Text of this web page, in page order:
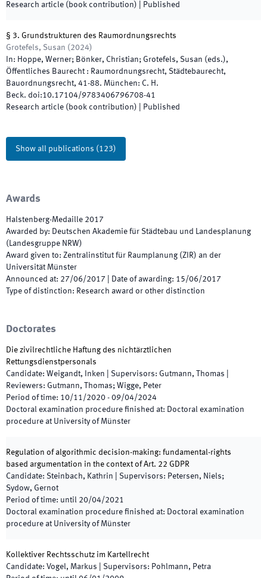
Research article (book contribution)
Published
§ 3. Grundstrukturen des Raumordnungsrechts
Grotefels, Susan ( 2024)
In: Hoppe, Werner; Bönker, Christian; Grotefels, Susan (eds.),
Öffentliches Baurecht : Raumordnungsrecht, Städtebaurecht,
Bauordnungsrecht, 41-88. München: C. H.
Beck. doi:10.17104/9783406796708-41
Research article (book contribution)
Published
Show all publications (123)
Awards
Halstenberg-Medaille 2017
Awarded by: Deutschen Akademie für Städtebau und Landesplanung
(Landesgruppe NRW)
Award given to: Zentralinstitut für Raumplanung (ZIR) an der
Universität Münster
Announced at: 27/06/2017 Date of awarding: 15/06/2017
Type of distinction: Research award or other distinction
Doctorates
Die zivilrechtliche Haftung des nichtärztlichen
Rettungsdienstpersonals
Candidate: Weigandt, Inken Supervisors: Gutmann, Thomas
Reviewers: Gutmann, Thomas; Wigge, Peter
Period of time: 10/11/2020 - 09/04/2024
Doctoral examination procedure finished at: Doctoral examination
procedure at University of Münster
Regulation of algorithmic decision-making: fundamental-rights
based argumentation in the context of Art. 22 GDPR
Candidate: Steinbach, Kathrin Supervisors: Petersen, Niels;
Sydow, Gernot
Period of time: until 20/04/2021
Doctoral examination procedure finished at: Doctoral examination
procedure at University of Münster
Kollektiver Rechtsschutz im Kartellrecht
Candidate: Vogel, Markus Supervisors: Pohlmann, Petra